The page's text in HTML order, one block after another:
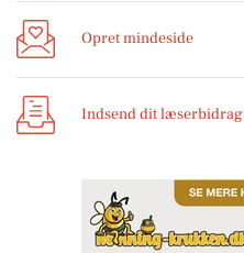
Opret mindeside
Indsend dit læserbidrag